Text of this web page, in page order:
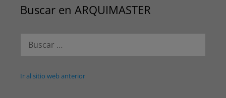
Buscar en ARQUIMASTER
Ir al sitio web anterior